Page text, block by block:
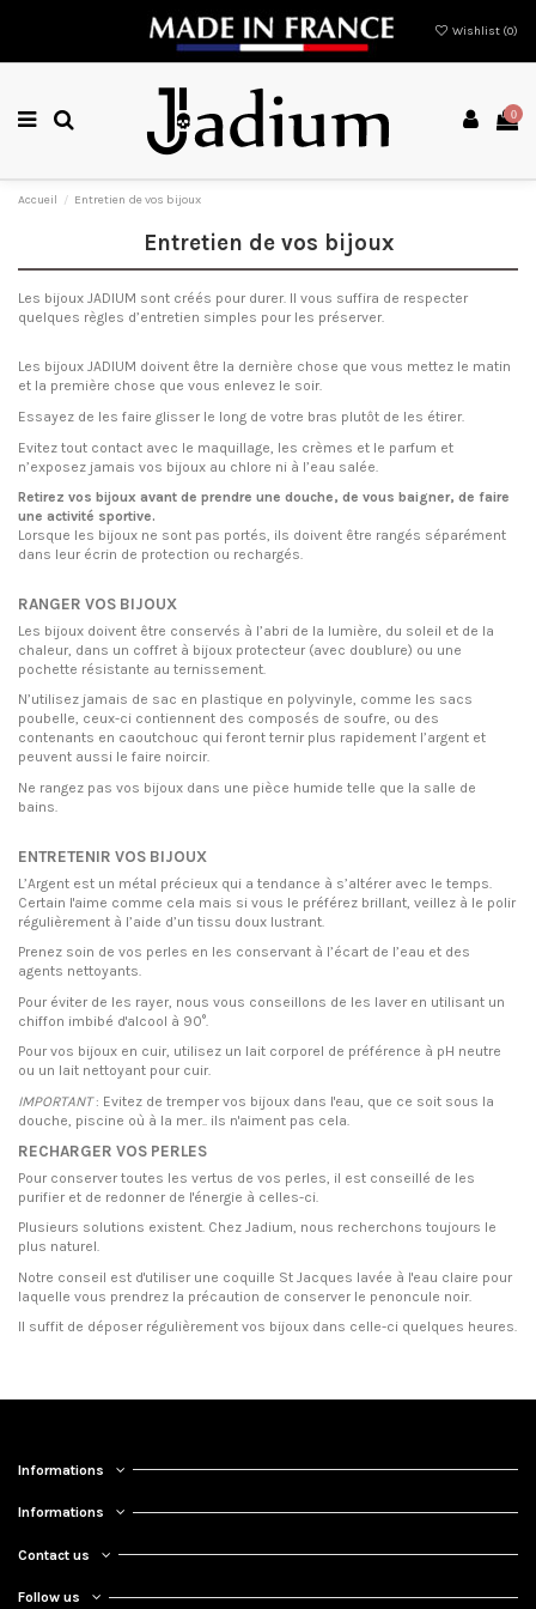
Wishlist (0)
0
Accueil Entretien de vos bijoux
Entretien de vos bijoux
Les bijoux JADIUM sont créés pour durer. Il vous suffira de respecter
quelques règles d’entretien simples pour les préserver.
Les bijoux JADIUM doivent être la dernière chose que vous mettez le matin
et la première chose que vous enlevez le soir.
Essayez de les faire glisser le long de votre bras plutôt de les étirer.
Evitez tout contact avec le maquillage, les crèmes et le parfum et
n’exposez jamais vos bijoux au chlore ni à l’eau salée.
Retirez vos bijoux avant de prendre une douche, de vous baigner, de faire
une activité sportive.
Lorsque les bijoux ne sont pas portés, ils doivent être rangés séparément
dans leur écrin de protection ou rechargés.
RANGER VOS BIJOUX
Les bijoux doivent être conservés à l’abri de la lumière, du soleil et de la
chaleur, dans un coffret à bijoux protecteur (avec doublure) ou une
pochette résistante au ternissement.
N’utilisez jamais de sac en plastique en polyvinyle, comme les sacs
poubelle, ceux-ci contiennent des composés de soufre, ou des
contenants en caoutchouc qui feront ternir plus rapidement l’argent et
peuvent aussi le faire noircir.
Ne rangez pas vos bijoux dans une pièce humide telle que la salle de
bains.
ENTRETENIR VOS BIJOUX
L’Argent est un métal précieux qui a tendance à s’altérer avec le temps.
Certain l'aime comme cela mais si vous le préférez brillant, veillez à le polir
régulièrement à l’aide d’un tissu doux lustrant.
Prenez soin de vos perles en les conservant à l’écart de l’eau et des
agents nettoyants.
Pour éviter de les rayer, nous vous conseillons de les laver en utilisant un
chiffon imbibé d'alcool à 90°.
Pour vos bijoux en cuir, utilisez un lait corporel de préférence à pH neutre
ou un lait nettoyant pour cuir.
IMPORTANT: Evitez de tremper vos bijoux dans l'eau, que ce soit sous la
douche, piscine où à la mer.. ils n'aiment pas cela.
RECHARGER VOS PERLES
Pour conserver toutes les vertus de vos perles, il est conseillé de les
purifier et de redonner de l'énergie à celles-ci.
Plusieurs solutions existent. Chez Jadium, nous recherchons toujours le
plus naturel.
Notre conseil est d'utiliser une coquille St Jacques lavée à l'eau claire pour
laquelle vous prendrez la précaution de conserver le penoncule noir.
Il suffit de déposer régulièrement vos bijoux dans celle-ci quelques heures.
Informations
Informations
Contact us
Follow us